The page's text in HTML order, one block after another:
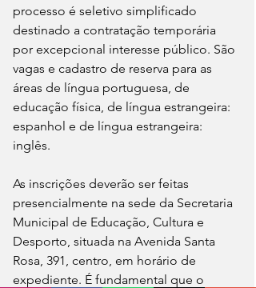
processo é seletivo simplificado
destinado a contratação temporária
por excepcional interesse público. São
vagas e cadastro de reserva para as
áreas de língua portuguesa, de
educação física, de língua estrangeira:
espanhol e de língua estrangeira:
inglês.
As inscrições deverão ser feitas
presencialmente na sede da Secretaria
Municipal de Educação, Cultura e
Desporto, situada na Avenida Santa
Rosa, 391, centro, em horário de
expediente. É fundamental que o